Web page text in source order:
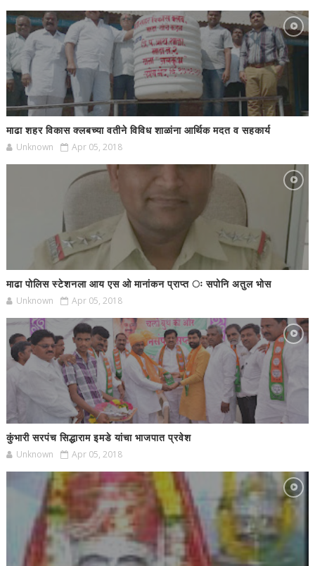
माढा शहर विकास क्लबच्या वतीने विविध शाळांना आर्थिक मदत व सहकार्य
Unknown
Apr 05, 2018
माढा पोलिस स्टेशनला आय एस ओ मानांकन प्राप्त ः सपोनि अतुल भोस
Unknown
Apr 05, 2018
कुंभारी सरपंच सिद्धाराम इमडे यांचा भाजपात प्रवेश
Unknown
Apr 05, 2018